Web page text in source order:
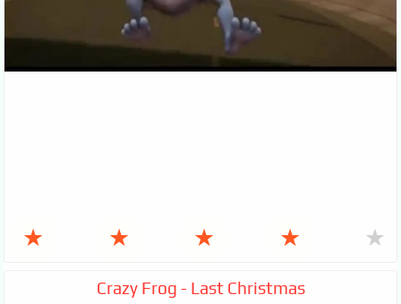
★ ★ ★ ★ ★
Crazy Frog - Last Christmas